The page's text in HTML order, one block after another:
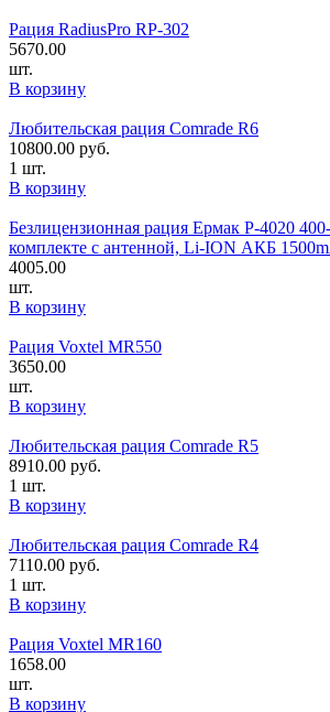
Рация RadiusPro RP-302
5670.00
шт.
В корзину
Любительская рация Comrade R6
10800.00 руб.
1 шт.
В корзину
Безлицензионная рация Ермак P-4020
комплекте с антенной, Li-ION АКБ
4005.00
шт.
В корзину
Рация Voxtel MR550
3650.00
шт.
В корзину
Любительская рация Comrade R5
8910.00 руб.
1 шт.
В корзину
Любительская рация Comrade R4
7110.00 руб.
1 шт.
В корзину
Рация Voxtel MR160
1658.00
шт.
В корзину